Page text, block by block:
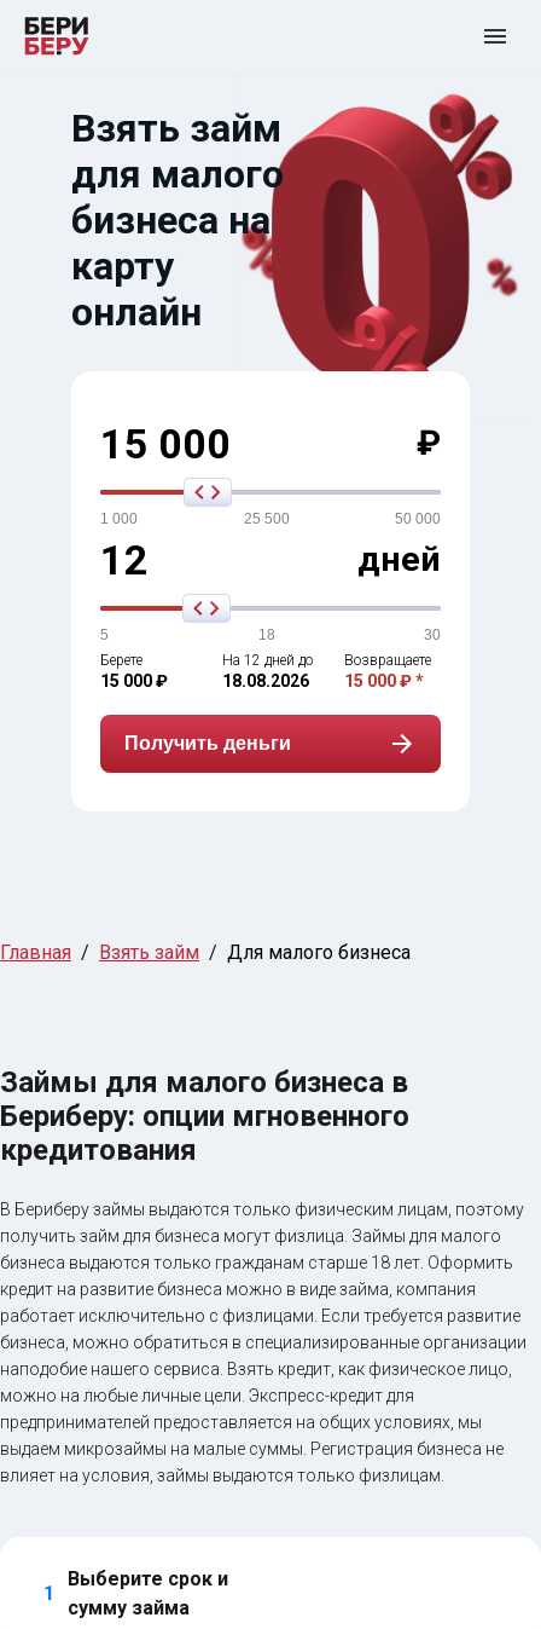
Взять займ
для малого
бизнеса на
карту
онлайн
15 000 ₽
1 000 25 500 50 000
12 дней
5 18
30
Берете
15 000 ₽
На 12 дней до
18.08.2026
Возвращаете
15 000 ₽ *
Получить деньги
Главная Взять займ Для малого бизнеса
Займы для малого бизнеса в
Бериберу: опции мгновенного
кредитования
В Бериберу займы выдаются только физическим лицам, поэтому
получить займ для бизнеса могут физлица. Займы для малого
бизнеса выдаются только гражданам старше 18 лет. Оформить
кредит на развитие бизнеса можно в виде займа, компания
работает исключительно с физлицами. Если требуется развитие
бизнеса, можно обратиться в специализированные организации
наподобие нашего сервиса. Взять кредит, как физическое лицо,
можно на любые личные цели. Экспресс-кредит для
предпринимателей предоставляется на общих условиях, мы
выдаем микрозаймы на малые суммы. Регистрация бизнеса не
влияет на условия, займы выдаются только физлицам.
1
Выберите срок и
сумму займа